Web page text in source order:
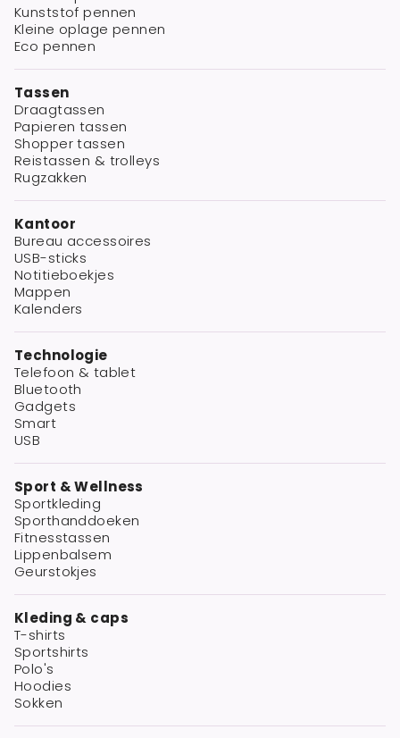
Kunststof pennen
Kleine oplage pennen
Eco pennen
Tassen
Draagtassen
Papieren tassen
Shopper tassen
Reistassen & trolleys
Rugzakken
Kantoor
Bureau accessoires
USB-sticks
Notitieboekjes
Mappen
Kalenders
Technologie
Telefoon & tablet
Bluetooth
Gadgets
Smart
USB
Sport & Wellness
Sportkleding
Sporthanddoeken
Fitnesstassen
Lippenbalsem
Geurstokjes
Kleding & caps
T-shirts
Sportshirts
Polo's
Hoodies
Sokken